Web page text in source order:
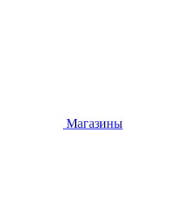
Магазины